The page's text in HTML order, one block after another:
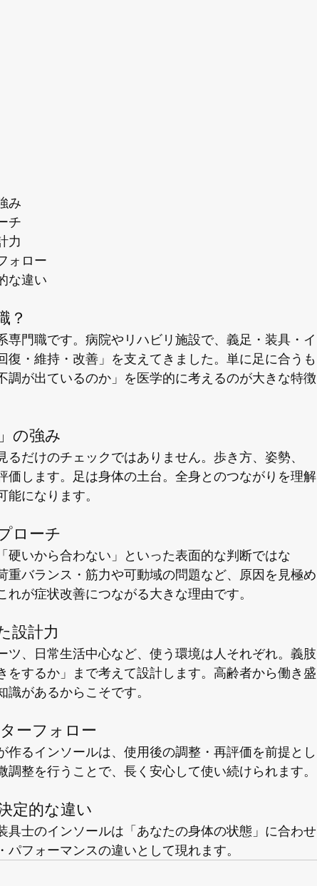
み
チ
力
ォロー
な違い
？
門職です。病院やリハビリ施設で、義足・装具・イ
復・維持・改善」を支えてきました。単に足に合うも
調が出ているのか」を医学的に考えるのが大きな特徴
の強み
だけのチェックではありません。歩き方、姿勢、
価します。足は身体の土台。全身とのつながりを理解
になります。
ローチ
硬いから合わない」といった表面的な判断ではな
重バランス・筋力や可動域の問題など、原因を見極め
が症状改善につながる大きな理由です。
設計力
ツ、日常生活中心など、使う環境は人それぞれ。義肢
をするか」まで考えて設計します。高齢者から働き盛
があるからこそです。
ーフォロー
るインソールは、使用後の調整・再評価を前提とし
整を行うことで、長く安心して使い続けられます。
定的な違い
具士のインソールは「あなたの身体の状態」に合わせ
フォーマンスの違いとして現れます。